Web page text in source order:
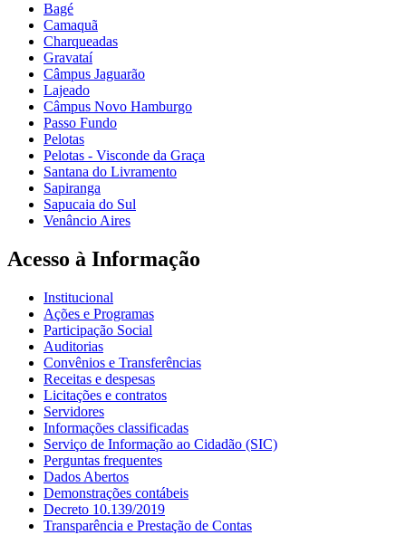
Bagé
Camaquã
Charqueadas
Gravataí
Câmpus Jaguarão
Lajeado
Câmpus Novo Hamburgo
Passo Fundo
Pelotas
Pelotas - Visconde da Graça
Santana do Livramento
Sapiranga
Sapucaia do Sul
Venâncio Aires
Acesso à Informação
Institucional
Ações e Programas
Participação Social
Auditorias
Convênios e Transferências
Receitas e despesas
Licitações e contratos
Servidores
Informações classificadas
Serviço de Informação ao Cidadão (SIC)
Perguntas frequentes
Dados Abertos
Demonstrações contábeis
Decreto 10.139/2019
Transparência e Prestação de Contas